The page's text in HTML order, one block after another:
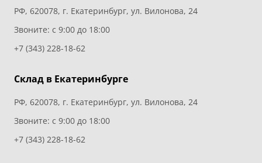
РФ, 620078, г. Екатеринбург, ул. Вилонова, 24
Звоните: с 9:00 до 18:00
+7 (343) 228-18-62
Склад в Екатеринбурге
РФ, 620078, г. Екатеринбург, ул. Вилонова, 24
Звоните: с 9:00 до 18:00
+7 (343) 228-18-62